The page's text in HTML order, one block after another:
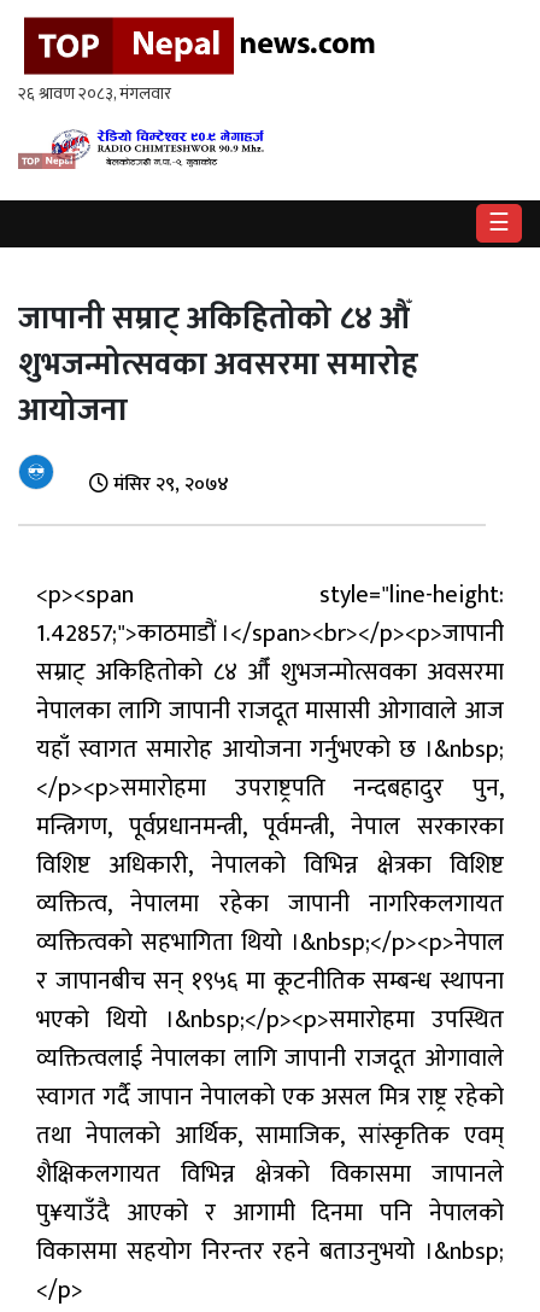
☰
गृहपृष्ठ
राजनीति
बिचार
/
स्वास्थ्य
जापान
English
जापानी सम्राट् अकिहितोको ८४ औँ
शुभजन्मोत्सवका अवसरमा समारोह
आयोजना
मंसिर २९, २०७४
<p><span style="line-height:
1.42857;">काठमाडौं ।</span><br></p><p>जापानी
सम्राट् अकिहितोको ८४ औँ शुभजन्मोत्सवका अवसरमा
नेपालका लागि जापानी राजदूत मासासी ओगावाले आज
यहाँ स्वागत समारोह आयोजना गर्नुभएको छ ।&nbsp;
</p><p>समारोहमा उपराष्ट्रपति नन्दबहादुर पुन,
मन्त्रिगण, पूर्वप्रधानमन्त्री, पूर्वमन्त्री, नेपाल सरकारका
विशिष्ट अधिकारी, नेपालको विभिन्न क्षेत्रका विशिष्ट
व्यक्तित्व, नेपालमा रहेका जापानी नागरिकलगायत
व्यक्तित्वको सहभागिता थियो ।&nbsp;</p><p>नेपाल
र जापानबीच सन् १९५६ मा कूटनीतिक सम्बन्ध स्थापना
भएको थियो ।&nbsp;</p><p>समारोहमा उपस्थित
व्यक्तित्वलाई नेपालका लागि जापानी राजदूत ओगावाले
स्वागत गर्दै जापान नेपालको एक असल मित्र राष्ट्र रहेको
तथा नेपालको आर्थिक, सामाजिक, सांस्कृतिक एवम्
शैक्षिकलगायत विभिन्न क्षेत्रको विकासमा जापानले
पु¥याउँदै आएको र आगामी दिनमा पनि नेपालको
विकासमा सहयोग निरन्तर रहने बताउनुभयो ।&nbsp;
</p>